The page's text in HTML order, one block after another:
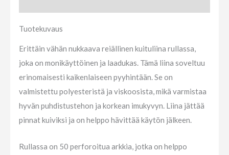
Tuotekuvaus
Erittäin vähän nukkaava reiällinen kuituliina rullassa,
joka on monikäyttöinen ja laadukas. Tämä liina soveltuu
erinomaisesti kaikenlaiseen pyyhintään. Se on
valmistettu polyesteristä ja viskoosista, mikä varmistaa
hyvän puhdistustehon ja korkean imukyvyn. Liina jättää
pinnat kuiviksi ja on helppo hävittää käytön jälkeen.
Rullassa on 50 perforoitua arkkia, jotka on helppo